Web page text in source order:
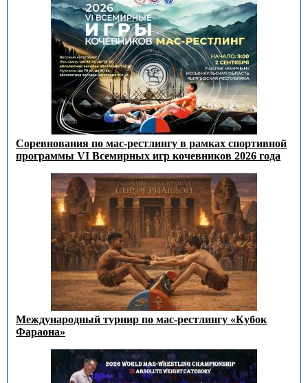
Соревнования по мас-рестлингу в рамках спортивной
программы VI Всемирных игр кочевников 2026 года
Международный турнир по мас-рестлингу «Кубок
Фараона»